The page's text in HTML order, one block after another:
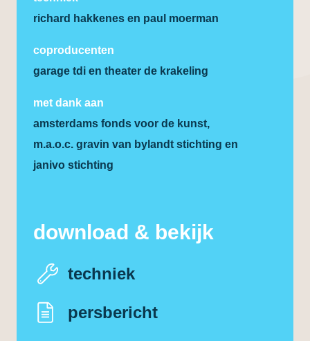
richard hakkenes en paul moerman
coproducenten
garage tdi en theater de krakeling
met dank aan
amsterdams fonds voor de kunst,
m.a.o.c. gravin van bylandt stichting en
janivo stichting
download & bekijk
techniek
persbericht